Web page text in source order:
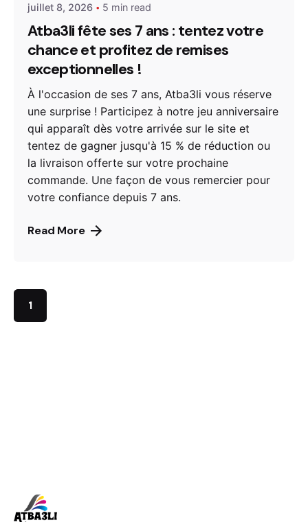
juillet 8, 2026 5 min read
Atba3li fête ses 7 ans : tentez votre
chance et profitez de remises
exceptionnelles !
À l'occasion de ses 7 ans, Atba3li vous réserve
une surprise ! Participez à notre jeu anniversaire
qui apparaît dès votre arrivée sur le site et
tentez de gagner jusqu'à 15 % de réduction ou
la livraison offerte sur votre prochaine
commande. Une façon de vous remercier pour
votre confiance depuis 7 ans.
Read More
1